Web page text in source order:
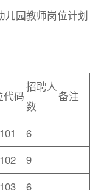
儿园教师岗位计划
代码
招聘人
数
备注
6
9
6